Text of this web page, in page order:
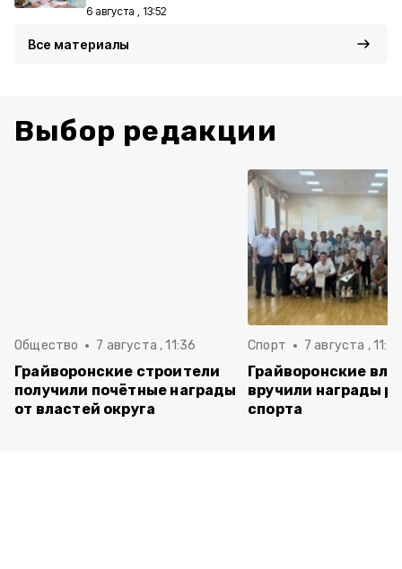
6 августа , 13:52
Все материалы
Выбор редакции
Общество 7 августа , 11:36
Грайворонские строители
получили почётные награды
от властей округа
Спорт 7 августа ,
Грайворонские
вручили награды
спорта